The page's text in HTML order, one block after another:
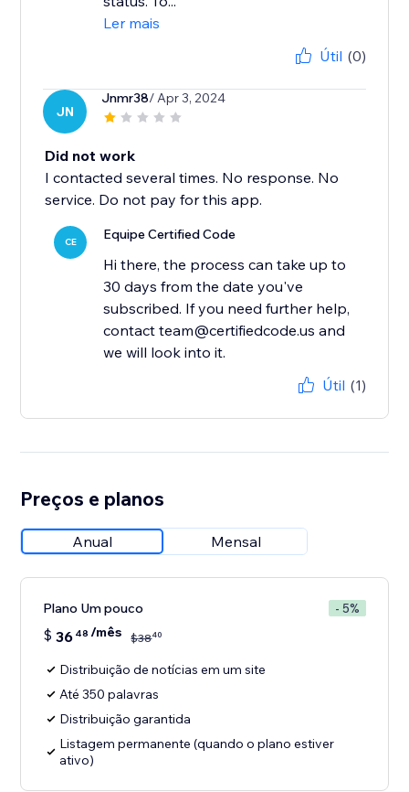
Ler mais
Útil (0)
JN
Jnmr38/ Apr 3, 2024
Did not work
I contacted several times. No response. No
service. Do not pay for this app.
CE Equipe Certified Code
Hi there, the process can take up to
30 days from the date you've
subscribed. If you need further help,
contact team@certifiedcode.us and
we will look into it.
Útil (1)
Preços e planos
Anual Mensal
Plano Um pouco - 5%
$ 36 48 /mês $3840
Distribuição de notícias em um site
Até 350 palavras
Distribuição garantida
Listagem permanente (quando o plano estiver
ativo)